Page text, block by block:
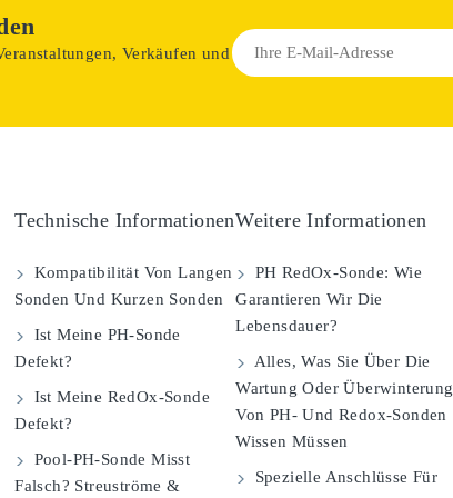
Verkäufen und
Technische Informationen
Kompatibilität Von Langen
Sonden Und Kurzen Sonden
Ist Meine PH-Sonde
Defekt?
Ist Meine RedOx-Sonde
Defekt?
Pool-PH-Sonde Misst
Falsch? Streuströme &
Weitere Informationen
PH RedOx-Sonde: Wie
Garantieren Wir Die
Lebensdauer?
Alles, Was Sie Über Die
Wartung Oder Überwinterung
Von PH- Und Redox-Sonden
Wissen Müssen
Spezielle Anschlüsse Für